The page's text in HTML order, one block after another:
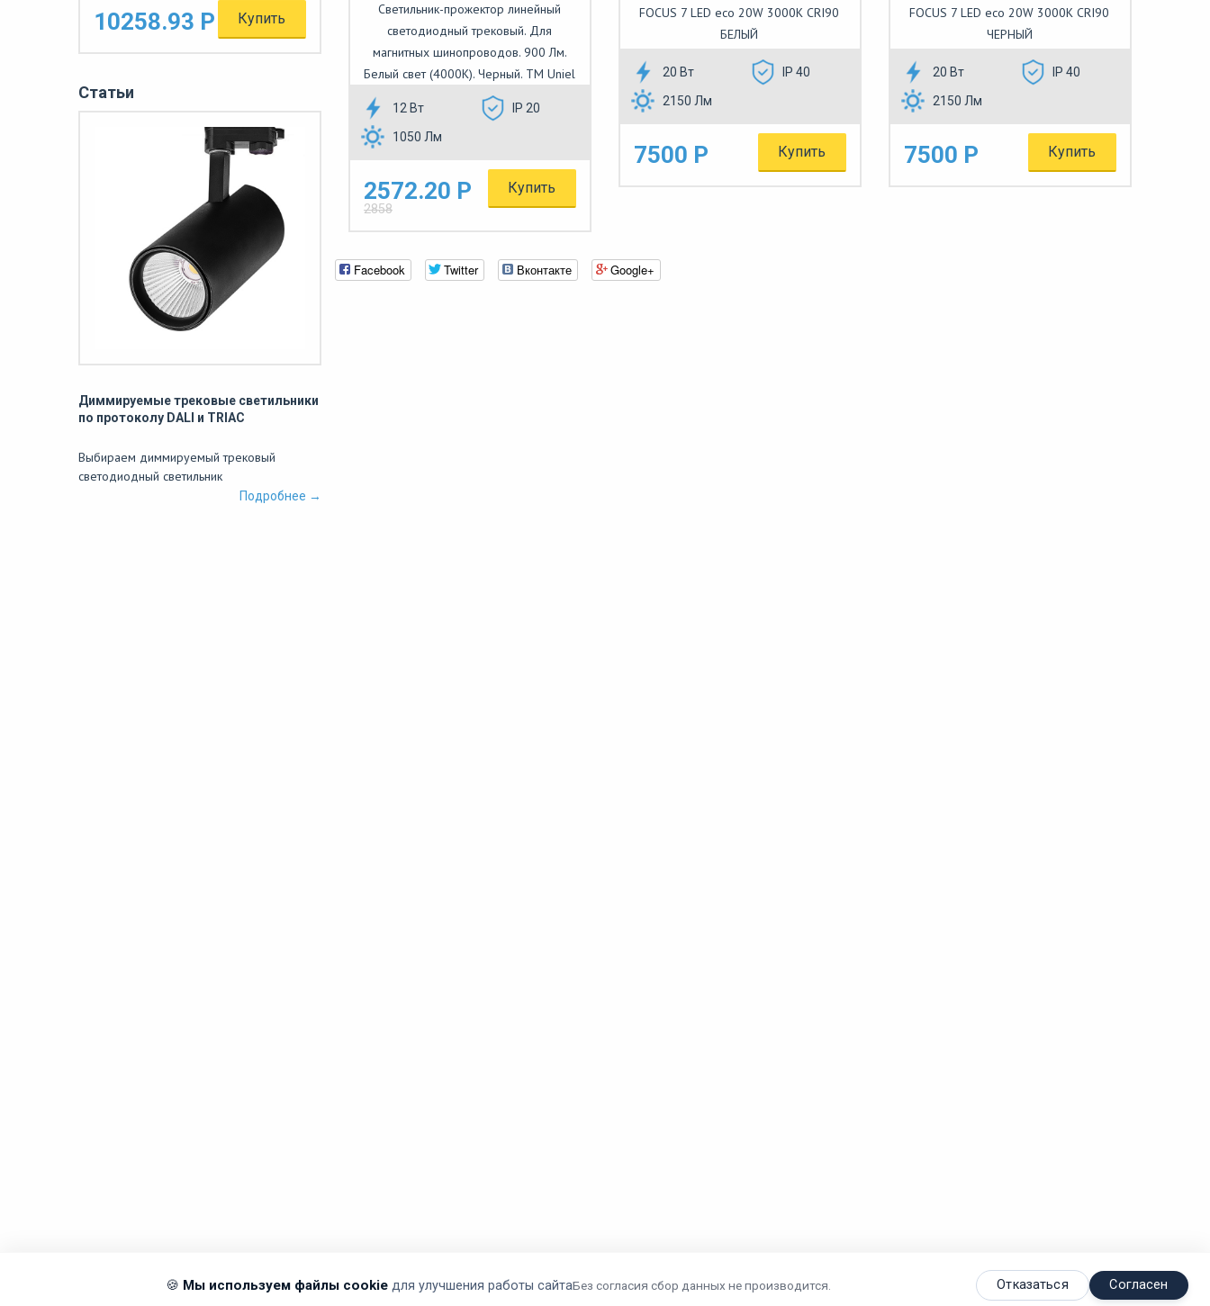
10258.93 Р Купить
Статьи
Диммируемые трековые светильники
по протоколу DALI и TRIAC
Выбираем диммируемый трековый
светодиодный светильник
Подробнее →
Светильник-прожектор линейный
светодиодный трековый. Для
магнитных шинопроводов. 900 Лм.
Белый свет (4000К). Черный. ТМ Uniel
12 Вт
IP 20
1050 Лм
2572.20 Р
2858
Купить
FOCUS 7 LED eco 20W 3000К CRI90
БЕЛЫЙ
20 Вт
IP 40
2150 Лм
7500 Р Купить
FOCUS 7 LED eco 20W 3000К CRI90
ЧЕРНЫЙ
20 Вт
IP 40
2150 Лм
7500 Р Купить
Facebook Twitter Вконтакте Google+
🍪 Мы используем файлы cookie для улучшения работы сайтаБез согласия сбор данных не производится. Отказаться Согласен